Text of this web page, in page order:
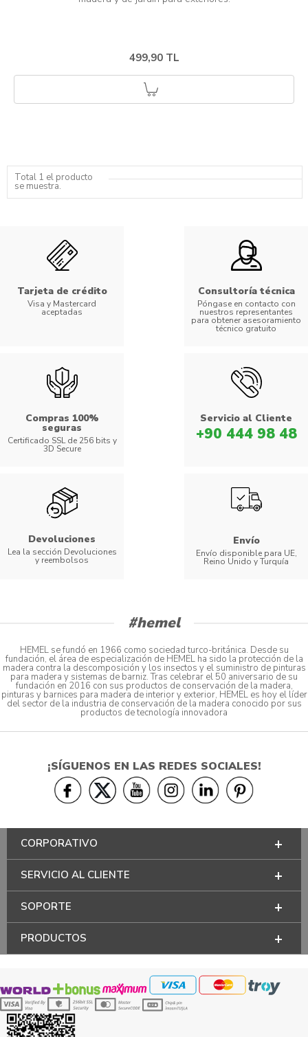
499,90 TL
Total 1 el producto
se muestra.
Tarjeta de crédito
Visa y Mastercard
aceptadas
Consultoría técnica
Póngase en contacto con
nuestros representantes
para obtener asesoramiento
técnico gratuito
Compras 100%
seguras
Certificado SSL de 256 bits y
3D Secure
Servicio al Cliente
+90 444 98 48
Devoluciones
Lea la sección Devoluciones
y reembolsos
Envío
Envío disponible para UE,
Reino Unido y Turquía
#hemel
HEMEL se fundó en 1966 como sociedad turco-británica. Desde su
fundación, el área de especialización de HEMEL ha sido la protección de la
madera contra la descomposición y los insectos y el suministro de pinturas
para madera y sistemas de barniz. Tras celebrar el 50 aniversario de su
fundación en 2016 con sus productos de conservación de la madera,
pinturas y barnices para madera de interior y exterior, HEMEL es hoy el líder
del sector de la industria de conservación de la madera conocido por sus
productos de tecnología innovadora
¡SÍGUENOS EN LAS REDES SOCIALES!
CORPORATIVO
SERVICIO AL CLIENTE
SOPORTE
PRODUCTOS